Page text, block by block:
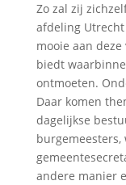
Zo zal zij
afdeling
mooie aan
biedt
ontmoeten.
Daar komen
dagelijkse
andere manier